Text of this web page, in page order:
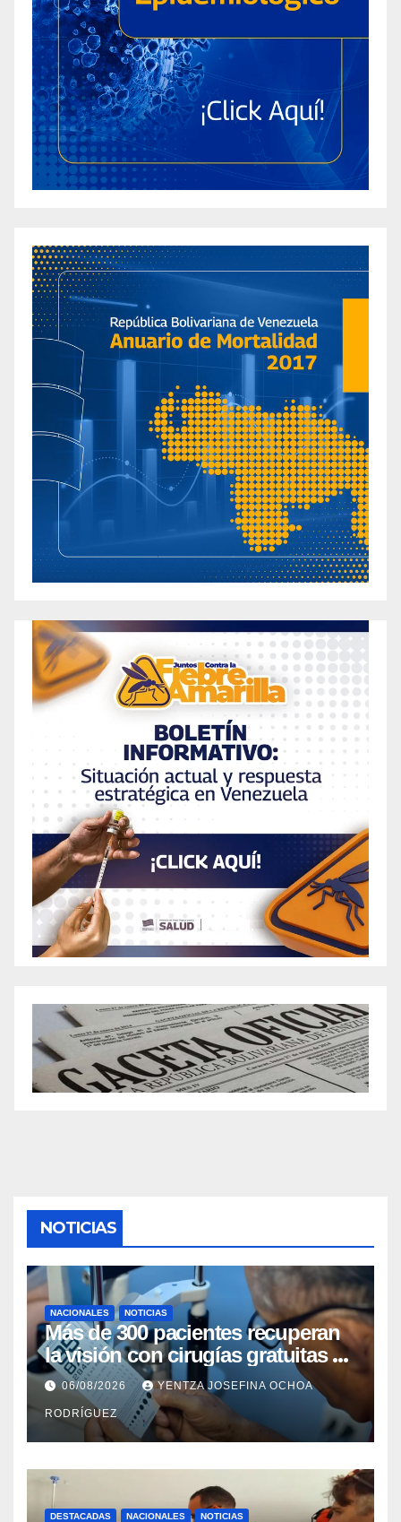
NOTICIAS
NACIONALES NOTICIAS
Más de 300 pacientes recuperan
la visión con cirugías gratuitas de
cataratas en Zulia
06/08/2026 YENTZA JOSEFINA OCHOA
RODRÍGUEZ
DESTACADAS NACIONALES NOTICIAS